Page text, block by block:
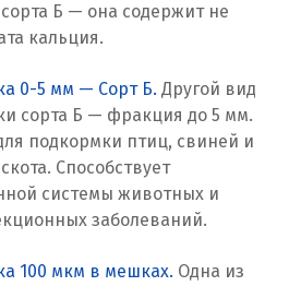
Б — она содержит не
кальция.
0-5 мм — Сорт Б. Другой вид
сорта Б — фракция до 5 мм.
подкормки птиц, свиней и
Способствует
системы животных и
заболеваний.
100 мкм в мешках. Одна из